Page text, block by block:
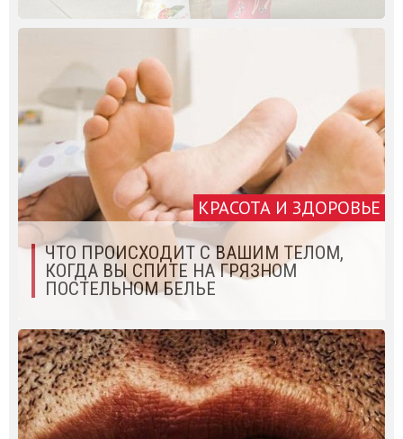
КРАСОТА И ЗДОРОВЬЕ
ЧТО ПРОИСХОДИТ С ВАШИМ ТЕЛОМ,
КОГДА ВЫ СПИТЕ НА ГРЯЗНОМ
ПОСТЕЛЬНОМ БЕЛЬЕ